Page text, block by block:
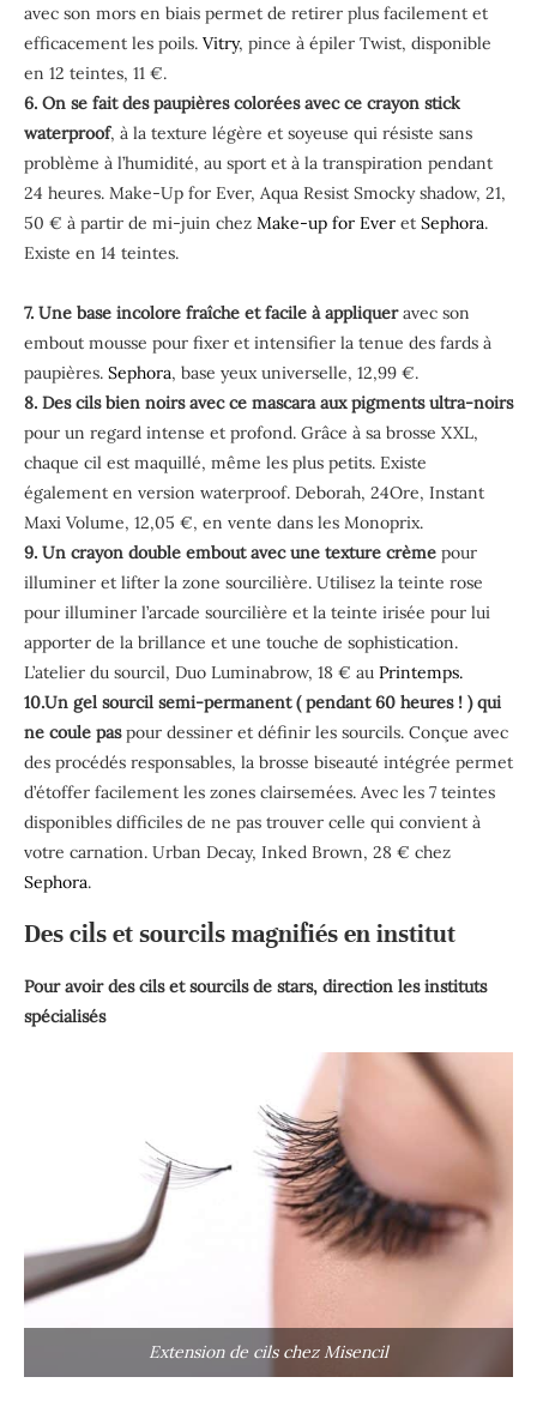
avec son mors en biais permet de retirer plus facilement et
efficacement les poils. Vitry, pince à épiler Twist, disponible
en 12 teintes, 11 €.
6. On se fait des paupières colorées avec ce crayon stick
waterproof, à la texture légère et soyeuse qui résiste sans
problème à l’humidité, au sport et à la transpiration pendant
24 heures. Make-Up for Ever, Aqua Resist Smocky shadow, 21,
50 € à partir de mi-juin chez Make-up for Ever et Sephora.
Existe en 14 teintes.
7. Une base incolore fraîche et facile à appliqueravec son
embout mousse pour fixer et intensifier la tenue des fards à
paupières. Sephora, base yeux universelle, 12,99 €.
8. Des cils bien noirs avec ce mascara aux pigments ultra-noirs
pour un regard intense et profond. Grâce à sa brosse XXL,
chaque cil est maquillé, même les plus petits. Existe
également en version waterproof. Deborah, 24Ore, Instant
Maxi Volume, 12,05 €, en vente dans les Monoprix.
9. Un crayon double embout avec une texture crème pour
illuminer et lifter la zone sourcilière. Utilisez la teinte rose
pour illuminer l’arcade sourcilière et la teinte irisée pour lui
apporter de la brillance et une touche de sophistication.
L’atelier du sourcil, Duo Luminabrow, 18 € au Printemps.
10.Un gel sourcil semi-permanent ( pendant 60 heures ! ) qui
ne coule paspour dessiner et définir les sourcils. Conçue avec
des procédés responsables, la brosse biseauté intégrée permet
d’étoffer facilement les zones clairsemées. Avec les 7 teintes
disponibles difficiles de ne pas trouver celle qui convient à
votre carnation. Urban Decay, Inked Brown, 28 € chez
Sephora.
Des cils et sourcils magnifiés en institut
Pour avoir des cils et sourcils de stars, direction les instituts
spécialisés
Extension de cils chez Misencil